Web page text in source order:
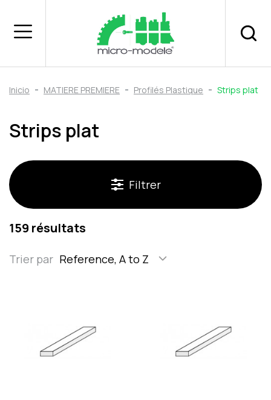
Inicio MATIERE PREMIERE Profilés Plastique Strips plat
Strips plat
Filtrer
159 résultats
Trier par Reference, A to Z